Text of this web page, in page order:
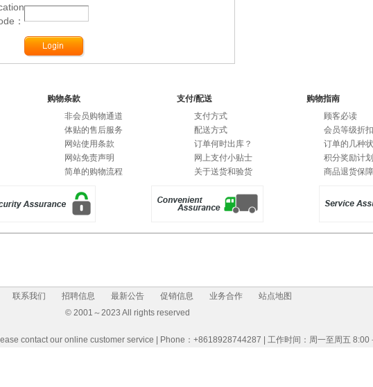
：
购物条款
非会员购物通道
体贴的售后服务
网站使用条款
网站免责声明
简单的购物流程
支付/配送
支付方式
配送方式
订单何时出库？
网上支付小贴士
关于送货和验货
购物指南
顾客必读
会员等级折扣
订单的几种
积分奖励计划
商品退货保障
联系我们 招聘信息 最新公告 促销信息 业务合作
站点地图
© 2001～2023 All rights reserved
contact our online customer service | Phone：+8618928744287 | 工作时间：周一至周五 8:00